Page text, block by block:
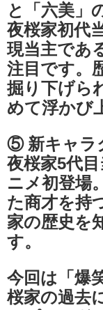
と「六美」
夜桜家初代
現当主であ
注目です。
掘り下げら
めて浮かび
⑤ 新キャラ
夜桜家5代
ニメ初登場
た商才を持
家の歴史を
す。
今回は「爆
桜家の過去